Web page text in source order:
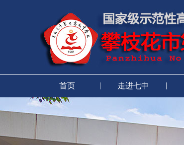
首页 | 走进七中 |